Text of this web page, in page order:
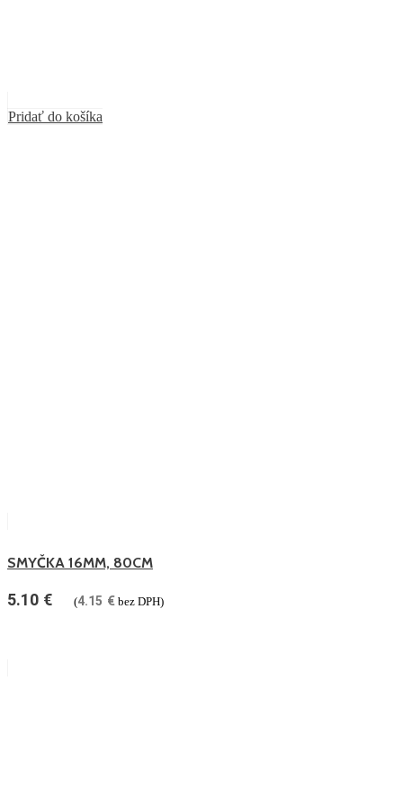
Pridať do košíka
SMYČKA 16MM, 80CM
5.10 € (4.15 € bez DPH)